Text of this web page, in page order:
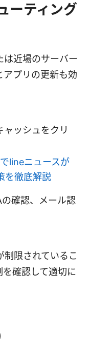
ーティング
は近場のサーバー
アプリの更新も効
ッシュをクリ
lineニュースが
を徹底解説
確認、メール認
限されているこ
を確認して適切に